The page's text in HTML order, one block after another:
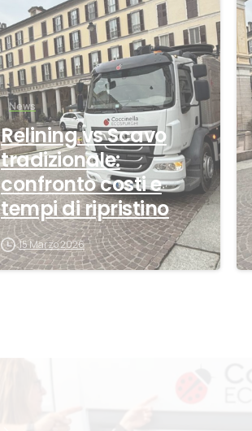
News
Relining vs Scavo
tradizionale:
confronto costi e
tempi di ripristino
15 Marzo 2026